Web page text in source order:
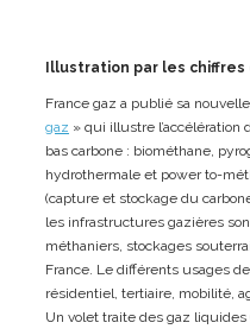
Illustration par les chiffres
France gaz a publié sa
gaz » qui illustre l’accélération
bas carbone : biométhane,
hydrothermale et power to-
(capture et stockage du
les infrastructures gazières
méthaniers, stockages
France. Le différents usages
résidentiel, tertiaire, mobilité,
Un volet traite des gaz